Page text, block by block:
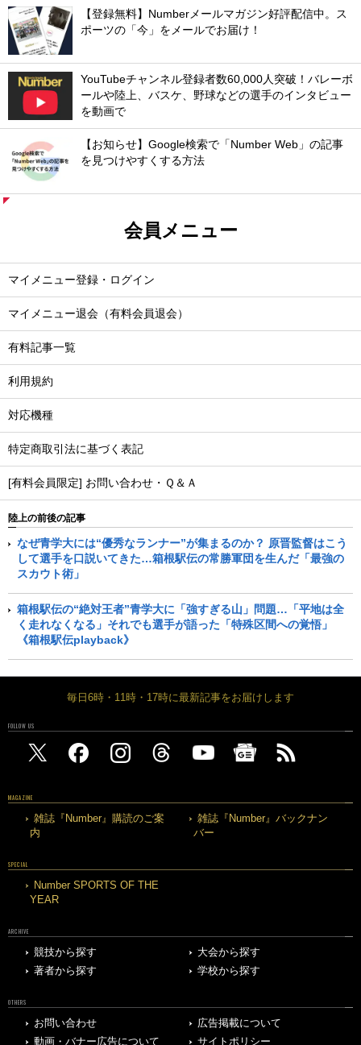
【登録無料】Numberメールマガジン好評配信中。ス
ポーツの「今」をメールでお届け！
YouTubeチャンネル登録者数60,000人突破！バレーボ
ールや陸上、バスケ、野球などの選手のインタビュー
を動画で
【お知らせ】Google検索で「Number Web」の記事
を見つけやすくする方法
会員メニュー
マイメニュー登録・ログイン
マイメニュー退会（有料会員退会）
有料記事一覧
利用規約
対応機種
特定商取引法に基づく表記
[有料会員限定] お問い合わせ・Ｑ＆Ａ
陸上の前後の記事
なぜ青学大には“優秀なランナー”が集まるのか？ 原晋監督はこう
して選手を口説いてきた…箱根駅伝の常勝軍団を生んだ「最強の
スカウト術」
箱根駅伝の“絶対王者”青学大に「強すぎる山」問題…「平地は全
く走れなくなる」それでも選手が語った「特殊区間への覚悟」
《箱根駅伝playback》
毎日6時・11時・17時に最新記事をお届けします
FOLLOW US
MAGAZINE
雑誌『Number』購読のご案
内
雑誌『Number』バックナン
バー
SPECIAL
Number SPORTS OF THE
YEAR
ARCHIVE
競技から探す
大会から探す
著者から探す
学校から探す
OTHERS
お問い合わせ
広告掲載について
動画・バナー広告について
サイトポリシー